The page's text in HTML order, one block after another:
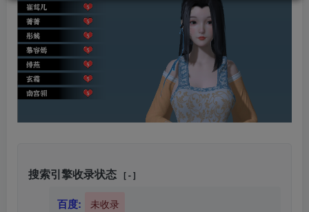
搜索引擎收录状态 [ - ]
百度: 未收录